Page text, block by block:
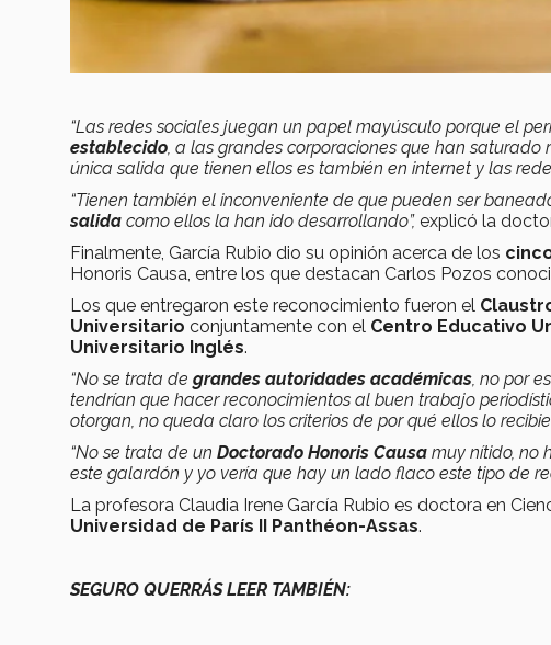
“Las redes sociales juegan un papel mayúsculo porque el
establecido, a las grandes corporaciones que han saturado
única salida que tienen ellos es también en internet y las
“Tienen también el inconveniente de que pueden ser
salida como ellos la han ido desarrollando”, explicó la
Finalmente, García Rubio dio su opinión acerca de los
Honoris Causa, entre los que destacan Carlos Pozos
Los que entregaron este reconocimiento fueron el
Universitario conjuntamente con el Centro Educativo
Universitario Inglés.
“No se trata de grandes autoridades académicas, no por
tendrían que hacer reconocimientos al buen trabajo
otorgan, no queda claro los criterios de por qué ellos lo
“No se trata de un Doctorado Honoris Causa muy nítido, no
este galardón y yo vería que hay un lado flaco este tipo de
La profesora Claudia Irene García Rubio es doctora en
Universidad de París II Panthéon-Assas.
SEGURO QUERRÁS LEER TAMBIÉN: